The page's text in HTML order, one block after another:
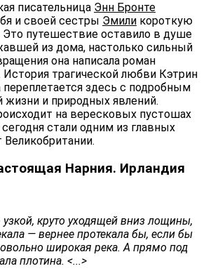
писательница Энн Бронте
и своей сестры Эмили короткую
путешествие оставило в душе
из дома, настолько сильный
она написала роман
История трагической любви Кэтрин
здесь с подробным
жизни и природных явлений.
на вересковых пустошах
стали одним из главных
Нарния. Ирландия
круто уходящей вниз лощины,
— вернее протекала бы, если бы
широкая река. А прямо под
плотина. <...>